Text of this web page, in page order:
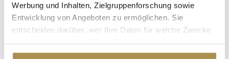
Werbung und Inhalten, Zielgruppenforschung sowie
Entwicklung von Angeboten zu ermöglichen. Sie
entscheiden darüber, wer Ihre Daten für welche Zwecke
Cookie-Erklärung oder durch Klicken auf das Privacy